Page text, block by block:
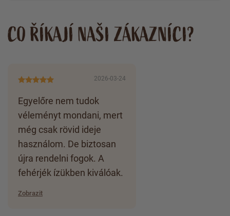
CO ŘÍKAJÍ NAŠI ZÁKAZNÍCI?
2026-03-24
Egyelőre nem tudok
véleményt mondani, mert
még csak rövid ideje
használom. De biztosan
újra rendelni fogok. A
fehérjék ízükben kiválóak.
Zobrazit